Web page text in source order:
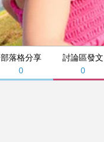
部落格分享
0
討論區發文
0